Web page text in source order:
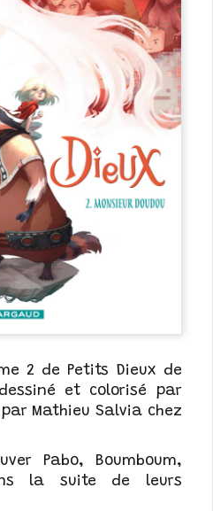
2 de Petits Dieux de
et colorisé par
Mathieu Salvia chez
Pabo, Boumboum,
la suite de leurs